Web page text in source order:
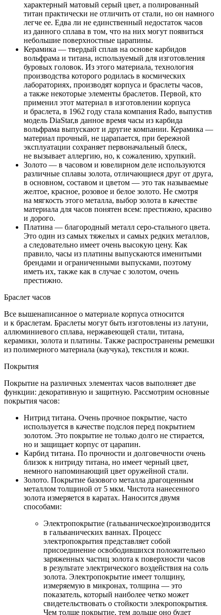
характерный матовый серый цвет, а полированный
титан практически не отличить от стали, но он намного
легче ее. Едва ли не единственный недостаток часов
из данного сплава в том, что на них могут появиться
небольшие поверхностные царапины.
Керамика — твердый сплав на основе карбидов
вольфрама и титана, используемый для изготовления
буровых головок. Из этого материала, технология
производства которого родилась в космических
лабораториях, производят корпуса и браслеты часов,
а также некоторые элементы браслетов. Первой, кто
применил этот материал в изготовлении корпуса
и браслета, в 1962 году стала компания Rado, выпустив
модель DiaStar,в данное время часы из карбида
вольфрама выпускают и другие компании. Керамика —
материал прочный, не царапается, при бережной
эксплуатации сохраняет первоначальный блеск,
не вызывает аллергию, но, к сожалению, хрупкий.
Золото — в часовом и ювелирном деле используются
различные сплавы золота, отличающиеся друг от друга,
в основном, составом и цветом — это так называемые
желтое, красное, розовое и белое золото. Не смотря
на мягкость этого металла, выбор золота в качестве
материала для часов понятен всем: престижно, красиво
и дорого.
Платина — благородный металл серо-стального цвета.
Это один из самых тяжелых и самых редких металлов,
а следовательно имеет очень высокую цену. Как
правило, часы из платины выпускаются именитыми
брендами и ограниченными выпусками, поэтому
иметь их, также как в случае с золотом, очень
престижно.
Браслет часов
Все вышенаписанное о материале корпуса относится
и к браслетам. Браслеты могут быть изготовлены из латуни,
аллюминиевого сплава, нержавеющей стали, титана,
керамики, золота и платины. Также распространены ремешки
из полимерного материала (каучука), текстиля и кожи.
Покрытия
Покрытие на различных элементах часов выполняет две
функции: декоративную и защитную. Рассмотрим основные
покрытия часов:
Нитрид титана. Очень прочное покрытие, часто
используется в качестве подслоя перед покрытием
золотом. Это покрытие не только долго не стирается,
но и защищает корпус от царапин.
Карбид титана. По прочности и долговечности очень
близок к нитриду титана, но имеет черный цвет,
немного напоминающий цвет оружейной стали.
Золото. Покрытие базового металла драгоценным
металлом толщиной от 5 мкм. Чистота нанесенного
золота измеряется в каратах. Наносится двумя
способами:
Электропокрытие (гальваническое)производится
в гальванических ваннах. Процесс
электропокрытия представляет собой
присоединение освободившихся положительно
заряженных частиц золота к поверхности часов
в результате электрического воздействия на соль
золота. Электропокрытие имеет толщину,
измеряемую в микронах, толщина — это
показатель, который наиболее четко может
свидетельствовать о стойкости элекропокрытия.
Чем толще покрытие, тем дольше оно будет